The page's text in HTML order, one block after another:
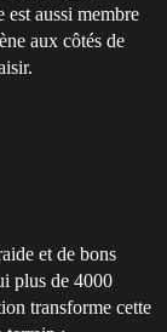
aussi membre
aux côtés de
et de bons
plus de 4000
transforme cette